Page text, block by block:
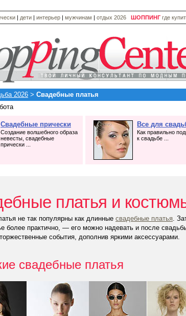
| дети | интерьер | мужчинам | отдых 2026 ШОППИНГ где
2026 > Свадебные платья
Свадебные прически
Создание волшебного образа
невесты, свадебные
прически ...
Все для
Как правильно
к свадьбе ...
платья и
не так популярны как длинные свадебные платья.
более практично, — его можно надевать и после
события, дополнив яркими аксессуарами.
свадебные платья